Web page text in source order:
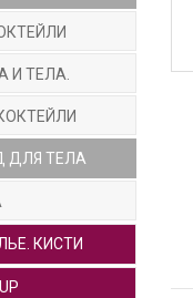
И ТЕЛА.
ДЛЯ ТЕЛА
КИСТИ